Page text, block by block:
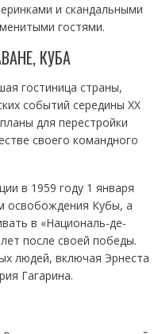
и скандальными
гостями.
КУБА
гостиница страны,
событий середины XX
для перестройки
своего командного
в 1959 году 1 января
освобождения Кубы, а
в «Националь-де-
после своей победы.
людей, включая Эрнеста
Гагарина.